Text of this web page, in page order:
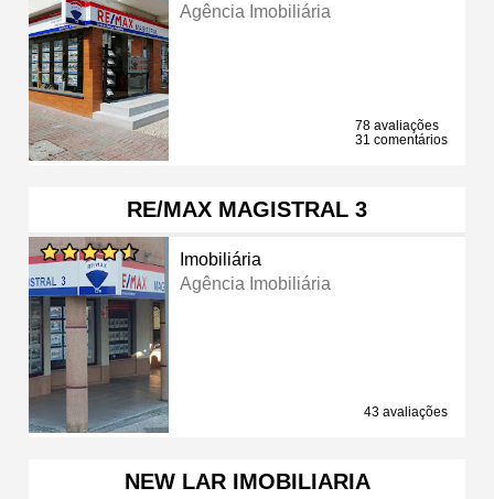
Agência Imobiliária
78 avaliações
31 comentários
RE/MAX MAGISTRAL 3
Imobiliária
Agência Imobiliária
43 avaliações
NEW LAR IMOBILIARIA